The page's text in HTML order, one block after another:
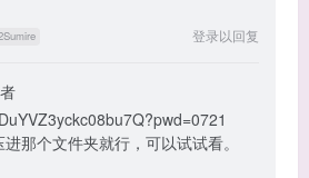
登录以回复
那个文件夹就行，可以试试看。